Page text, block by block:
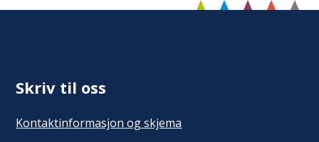
Skriv til oss
Kontaktinformasjon og skjema